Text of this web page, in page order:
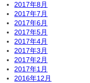
2017年8月
2017年7月
2017年6月
2017年5月
2017年4月
2017年3月
2017年2月
2017年1月
2016年12月